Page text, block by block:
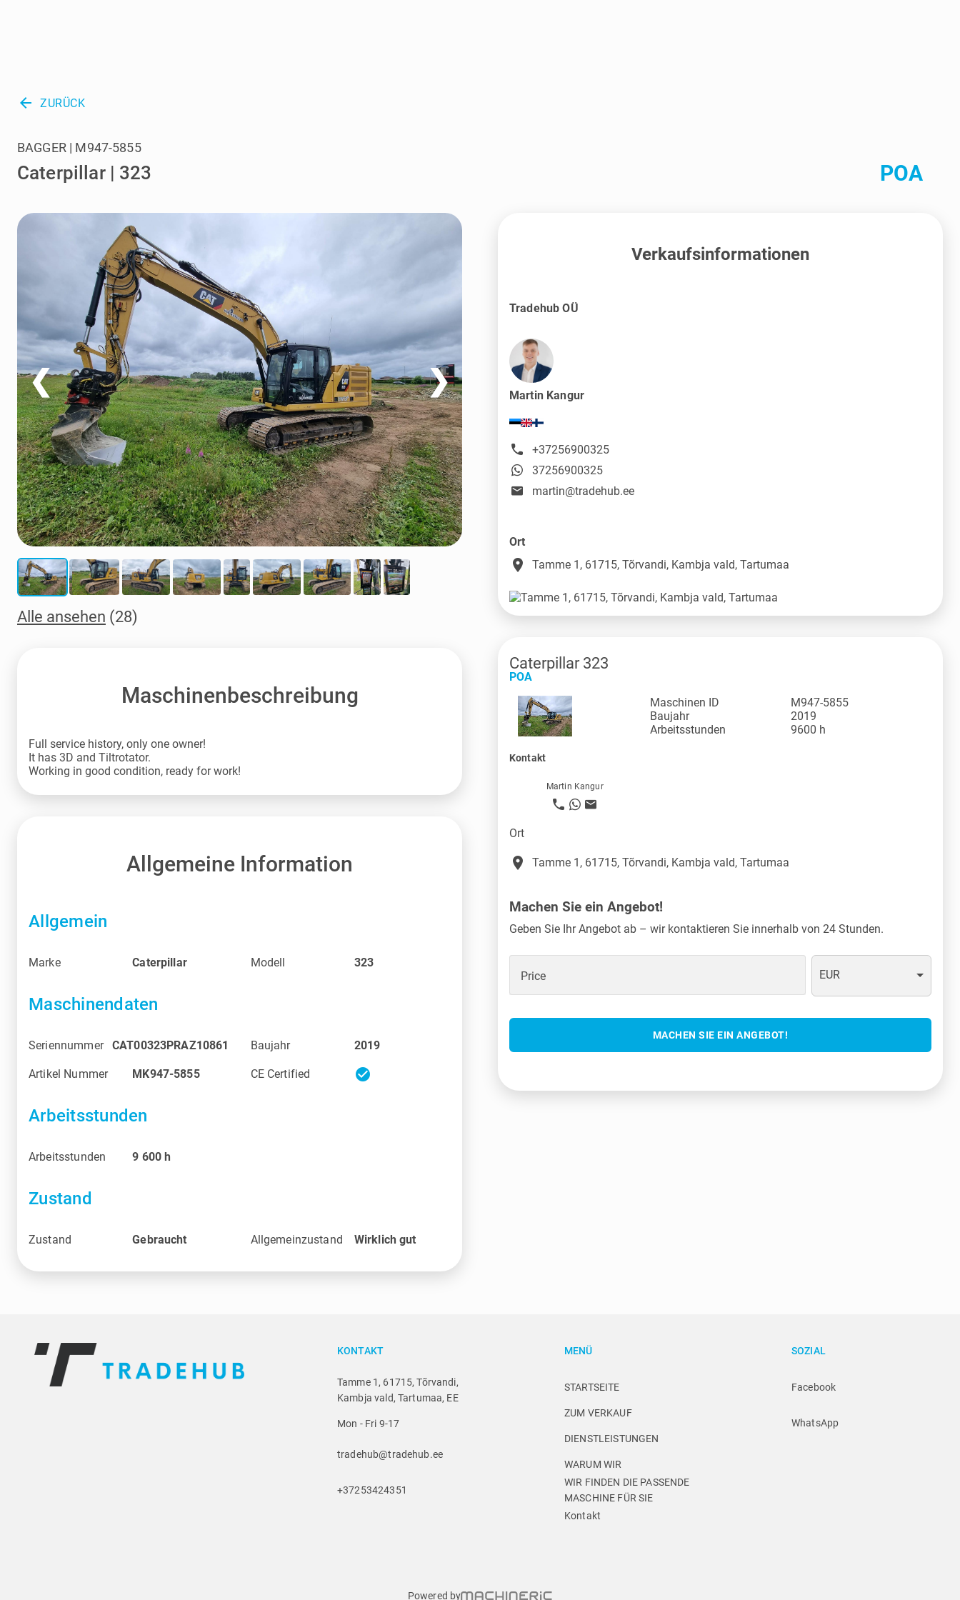
arrow_back ZURÜCK
Caterpillar | 323
BAGGER | M947-5855
POA
❮ ❯
Alle ansehen (28)
Maschinenbeschreibung
Full service history, only one owner!
It has 3D and Tiltrotator.
Working in good condition, ready for work!
Allgemeine Information
Allgemein
Marke Caterpillar Modell 323
Maschinendaten
Seriennummer CAT00323PRAZ10861 Baujahr 2019
Artikel Nummer MK947-5855 CE Certified check_circle
Arbeitsstunden
Arbeitsstunden 9 600h
Zustand
Zustand Gebraucht Allgemeinzustand Wirklich gut
Verkaufsinformationen
Tradehub OÜ
Martin Kangur
+37256900325
37256900325
martin@tradehub.ee
Ort
place Tamme 1, 61715, Tõrvandi, Kambja vald, Tartumaa
Caterpillar 323
POA
Maschinen ID
M947-5855
Baujahr
2019
Arbeitsstunden
9600 h
Kontakt
Martin Kangur
Ort
place Tamme 1, 61715, Tõrvandi, Kambja vald, Tartumaa
Machen Sie ein Angebot!
Geben Sie Ihr Angebot ab – wir kontaktieren Sie innerhalb von 24 Stunden.
Price EUR
MACHEN SIE EIN ANGEBOT!
KONTAKT
Tamme 1, 61715, Tõrvandi,
Kambja vald, Tartumaa, EE
Mon - Fri 9-17
tradehub@tradehub.ee
+37253424351
MENÜ
STARTSEITE
ZUM VERKAUF
DIENSTLEISTUNGEN
WARUM WIR
WIR FINDEN DIE PASSENDE
MASCHINE FÜR SIE
Kontakt
SOZIAL
Facebook
WhatsApp
Powered by